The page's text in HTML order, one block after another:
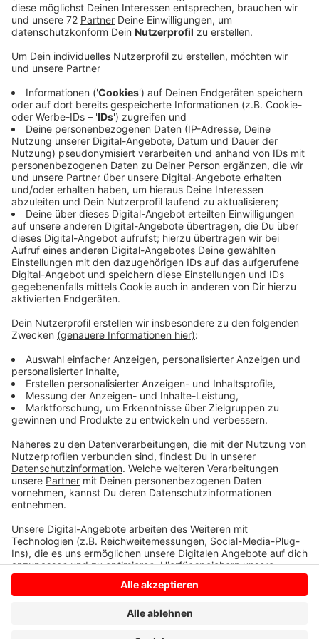
Ein Ende des Anstiegs ist nicht in Sicht. In der
Nachbarstadt Münster gibt es im April bereits den
zweiten Preissprung. Bei den Coesfelder Stadtwerken
steht fest: Höhere Preise kommen bestimmt. Nur
wann, das ist noch die große Frage. Die Stadtwerke in
Dülmen haben erst im Januar ihre Preise erhöht.
Aktuell steht kein weiterer Anstieg an, das sei aber
kurzfristig möglich. Je nachdem, wie sich
Energiepreise auf dem Weltmarkt entwickeln.
Versorger für die anderen Städte und Gemeinden im
Kreis ist der Konzern EON. Auch hier steht kurzfristig
nichts an, der Versorger hat aber auch hier erst die
Preise erhöht: Seit Jahresbeginn zahlt eine Familie mit
zwei Kindern knapp 20 Euro mehr im Monat. Die stark
gestiegenen Beschaffungskosten machen Strom und
Gas so teuer. Die Preise für Erdgas haben sich mehr als
den Kreis Coesfeld startet eine Aktionswoche
richten sich an Familien, die durch die hohen
Energiekosten kaum noch Geld für anderes haben.
Infos gibt esHIER.
Anzeige